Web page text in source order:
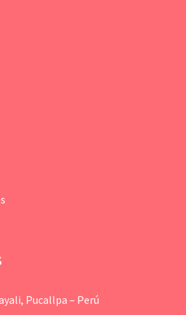
Pucallpa – Perú